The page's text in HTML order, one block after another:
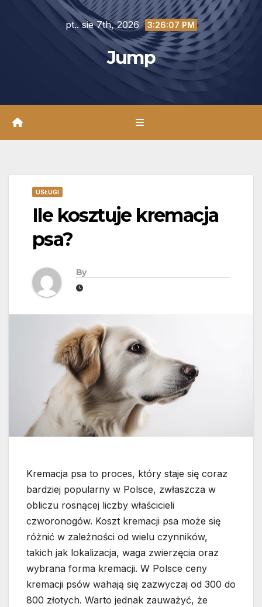
pt.. sie 7th, 2026 3:26:08 PM
Jump
USŁUGI
Ile kosztuje kremacja
psa?
By
Kremacja psa to proces, który staje się coraz
bardziej popularny w Polsce, zwłaszcza w
obliczu rosnącej liczby właścicieli
czworonogów. Koszt kremacji psa może się
różnić w zależności od wielu czynników,
takich jak lokalizacja, waga zwierzęcia oraz
wybrana forma kremacji. W Polsce ceny
kremacji psów wahają się zazwyczaj od 300 do
800 złotych. Warto jednak zauważyć, że